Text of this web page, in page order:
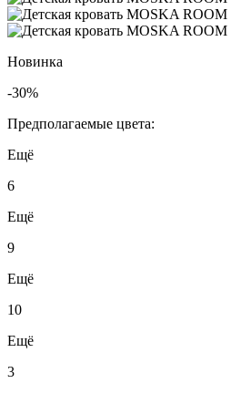
Новинка
-30%
Предполагаемые цвета:
Ещё
6
Ещё
9
Ещё
10
Ещё
3